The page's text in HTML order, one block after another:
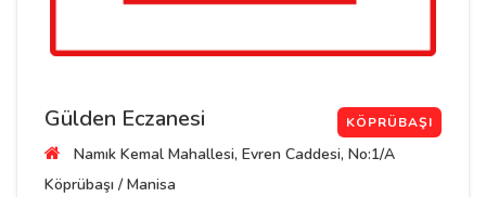
Gülden Eczanesi KÖPRÜBAŞI
Namık Kemal Mahallesi, Evren Caddesi, No:1/A
Köprübaşı / Manisa